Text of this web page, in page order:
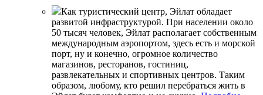
Как туристический центр, Эйлат обладает
развитой инфраструктурой. При населении около
50 тысяч человек, Эйлат располагает собственным
международным аэропортом, здесь есть и морской
порт, ну и конечно, огромное количество
магазинов, ресторанов, гостиниц,
развлекательных и спортивных центров. Таким
образом, любому, кто решил перебраться жить в